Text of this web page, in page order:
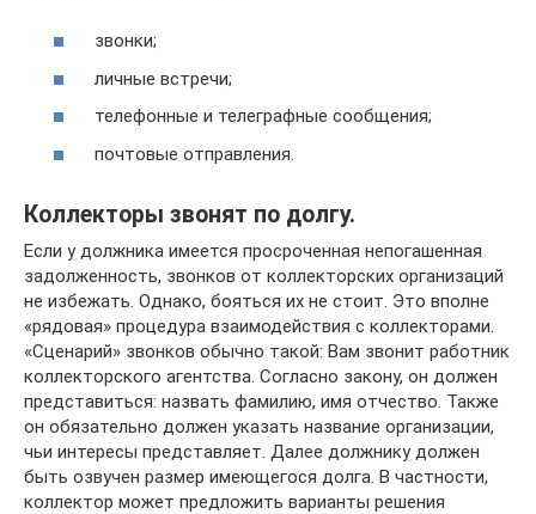
звонки;
личные встречи;
телефонные и телеграфные сообщения;
почтовые отправления.
Коллекторы звонят по долгу.
Если у должника имеется просроченная непогашенная
задолженность, звонков от коллекторских организаций
не избежать. Однако, бояться их не стоит. Это вполне
«рядовая» процедура взаимодействия с коллекторами.
«Сценарий» звонков обычно такой: Вам звонит работник
коллекторского агентства. Согласно закону, он должен
представиться: назвать фамилию, имя отчество. Также
он обязательно должен указать название организации,
чьи интересы представляет. Далее должнику должен
быть озвучен размер имеющегося долга. В частности,
коллектор может предложить варианты решения